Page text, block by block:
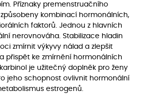
Příznaky premenstruačního
kombinací hormonálních,
faktorů. Jednou z hlavních
nerovnováha. Stabilizace hladin
zmírnit výkyvy nálad a zlepšit
přispět ke zmírnění hormonálních
je užitečný doplněk pro ženy
jeho schopnost ovlivnit hormonální
estrogenů.